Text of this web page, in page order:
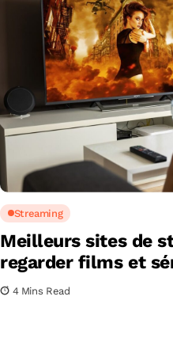
Streaming
Meilleurs sites de
regarder films et
4 Mins Read